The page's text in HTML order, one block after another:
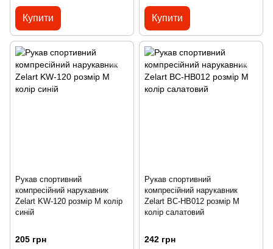
Купити Купити
Рукав спортивний
компресійний нарукавник
Zelart KW-120 розмір M колір
синій
205 грн
Рукав спортивний
компресійний нарукавник
Zelart BC-HB012 розмір M
колір салатовий
242 грн